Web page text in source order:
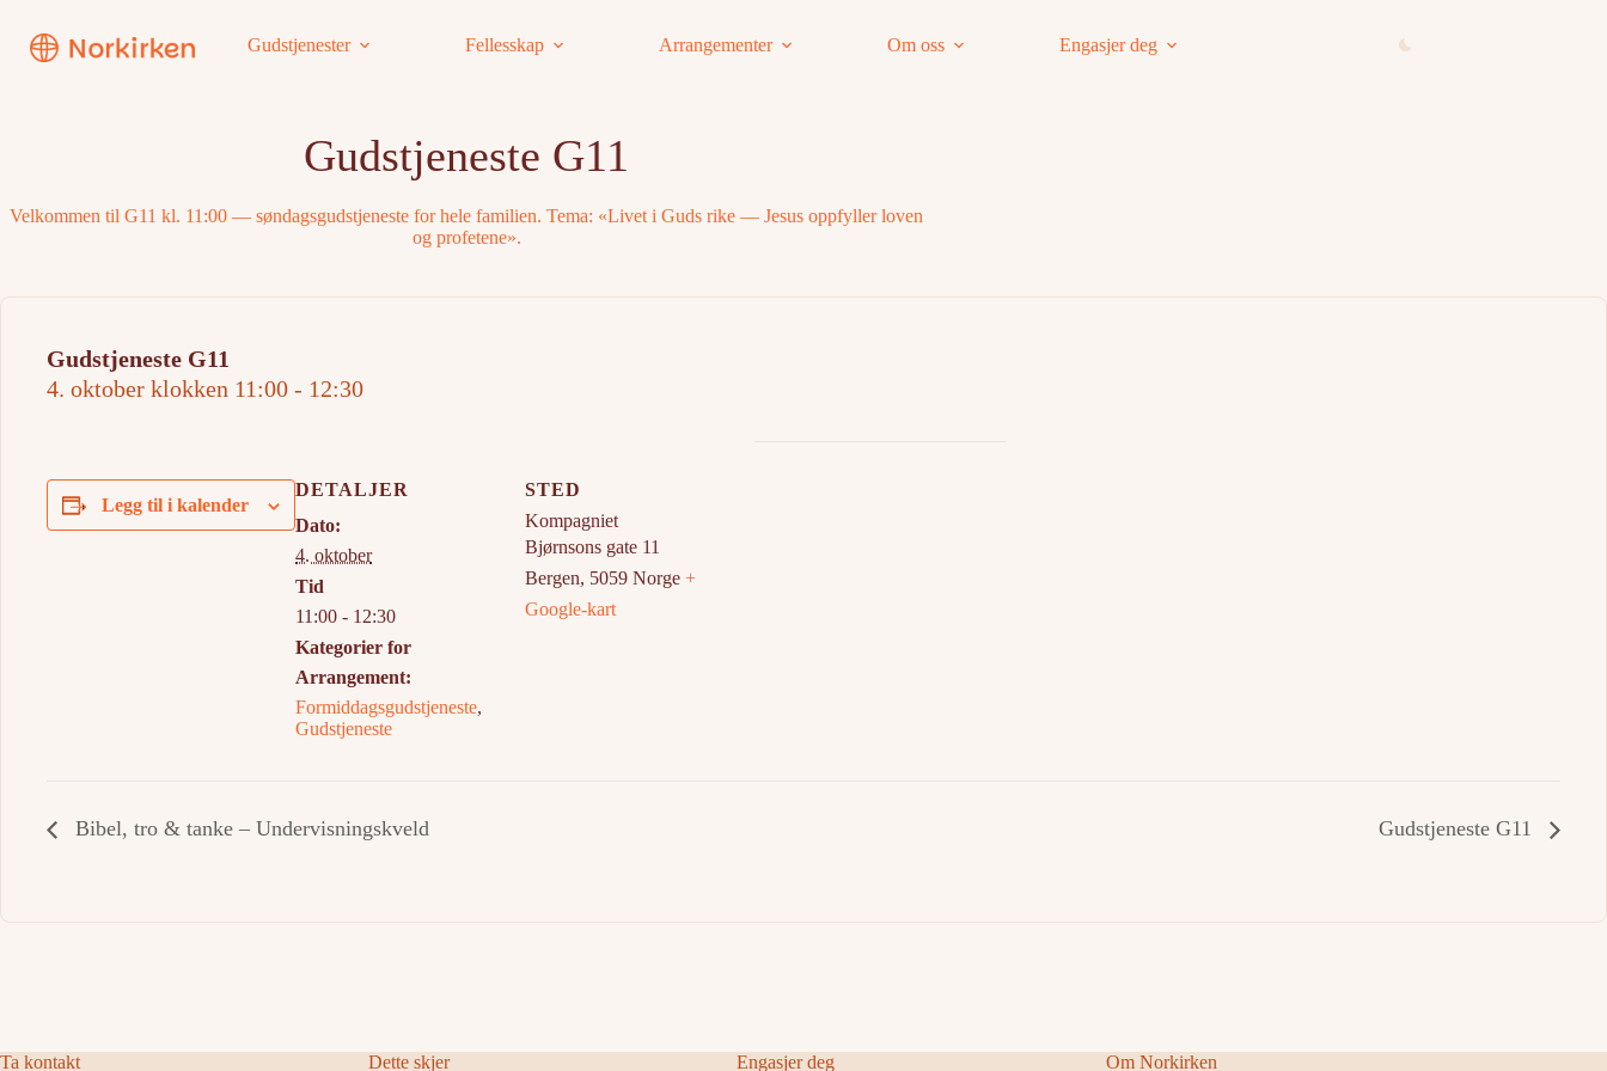
innholdet
Gudstjenester Fellesskap Arrangementer Om oss Engasjer deg
Gudstjeneste G11
Velkommen til G11 kl. 11:00 — søndagsgudstjeneste for hele familien. Tema: «Livet i Guds rike — Jesus oppfyller loven
og profetene».
Gudstjeneste G11
4. oktober klokken 11:00 - 12:30
Legg til i kalender
DETALJER
Dato:
4. oktober
Tid
11:00 - 12:30
Kategorier for
Arrangement:
Formiddagsgudstjeneste,
Gudstjeneste
STED
Kompagniet
Bjørnsons gate 11
Bergen, 5059 Norge +
Google-kart
Bibel, tro & tanke – Undervisningskveld Gudstjeneste G11
Ta kontakt Dette skjer Engasjer deg Om Norkirken